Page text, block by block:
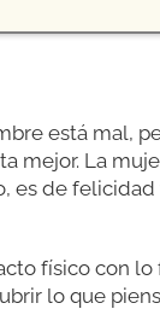
está mal,
mejor. La
es de
físico con
lo que